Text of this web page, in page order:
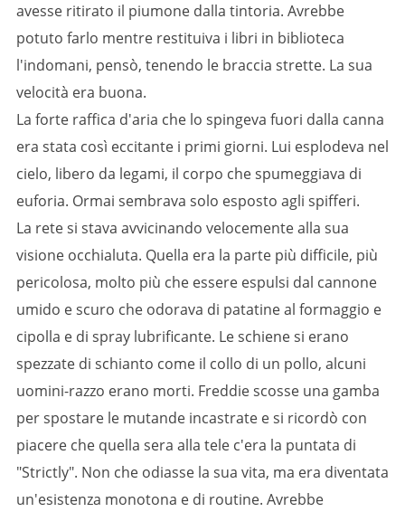
avesse ritirato il piumone dalla tintoria. Avrebbe
potuto farlo mentre restituiva i libri in biblioteca
l'indomani, pensò, tenendo le braccia strette. La sua
velocità era buona.
La forte raffica d'aria che lo spingeva fuori dalla canna
era stata così eccitante i primi giorni. Lui esplodeva nel
cielo, libero da legami, il corpo che spumeggiava di
euforia. Ormai sembrava solo esposto agli spifferi.
La rete si stava avvicinando velocemente alla sua
visione occhialuta. Quella era la parte più difficile, più
pericolosa, molto più che essere espulsi dal cannone
umido e scuro che odorava di patatine al formaggio e
cipolla e di spray lubrificante. Le schiene si erano
spezzate di schianto come il collo di un pollo, alcuni
uomini-razzo erano morti. Freddie scosse una gamba
per spostare le mutande incastrate e si ricordò con
piacere che quella sera alla tele c'era la puntata di
"Strictly". Non che odiasse la sua vita, ma era diventata
un'esistenza monotona e di routine. Avrebbe